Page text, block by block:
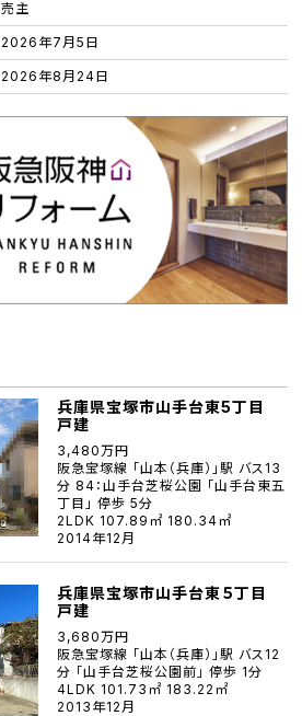
売主
2026年7月5日
2026年8月24日
兵庫県宝塚市山手台東5丁目
戸建
3,480万円
阪急宝塚線 「山本（兵庫）」駅 バス13
分 84：山手台芝桜公園 「山手台東五
丁目」 停歩 5分
2LDK 107.89㎡ 180.34㎡
2014年12月
兵庫県宝塚市山手台東５丁目
戸建
3,680万円
阪急宝塚線 「山本（兵庫）」駅 バス12
分 「山手台芝桜公園前」 停歩 1分
4LDK 101.73㎡ 183.22㎡
2013年12月